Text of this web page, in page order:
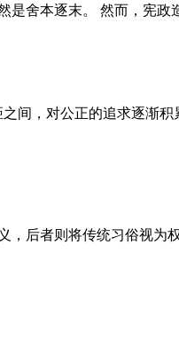
是舍本逐末。 然而，宪政
间，对公正的追求逐渐
，后者则将传统习俗视为